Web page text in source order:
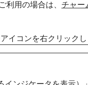
利用の場合は、 チャー
イコンを右クリック